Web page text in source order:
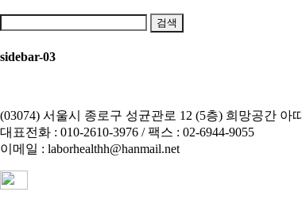
다
을
sidebar-03
(03074) 서울시 종로구 성균관로 12 (5층) 희망공간 아띠
대표전화 : 010-2610-3976 / 팩스 : 02-6944-9055
이메일 : laborhealthh@hanmail.net